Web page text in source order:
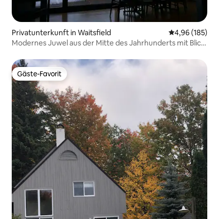
Privatunterkunft in Waitsfield
4,96 (185)
Modernes Juwel aus der Mitte des Jahrhunderts mit Blick
Gäste-Favorit
Gäste-Favorit